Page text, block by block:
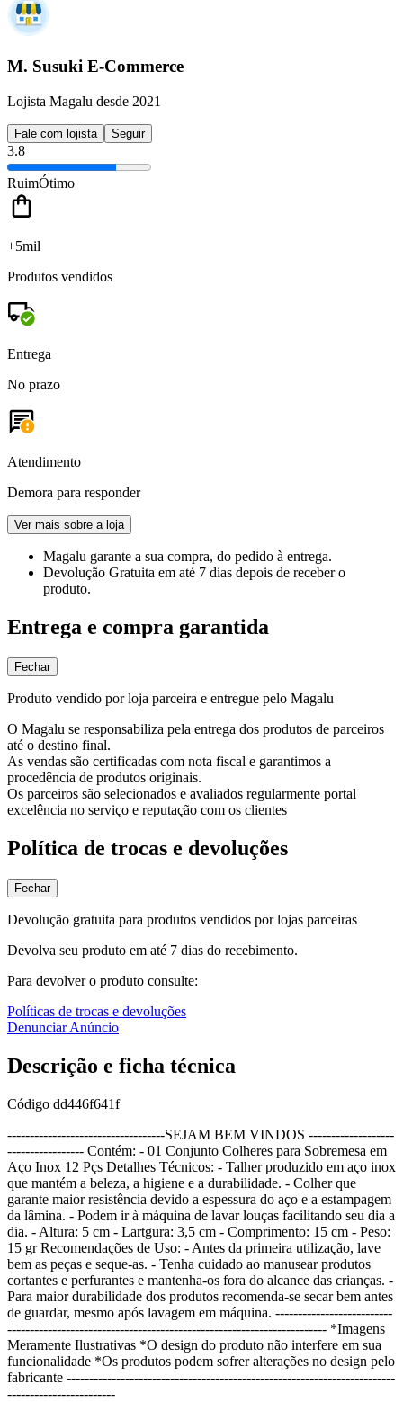
M. Susuki E-Commerce
Lojista Magalu desde 2021
Fale com lojista Seguir
3.8
RuimÓtimo
+5mil
Produtos vendidos
Entrega
No prazo
Atendimento
Demora para responder
Ver mais sobre a loja
Magalu garante a sua compra, do pedido à entrega.
Devolução Gratuita em até 7 dias depois de receber o
produto.
Entrega e compra garantida
Fechar
Produto vendido por loja parceira e entregue pelo Magalu
O Magalu se responsabiliza pela entrega dos produtos de parceiros
até o destino final.
As vendas são certificadas com nota fiscal e garantimos a
procedência de produtos originais.
Os parceiros são selecionados e avaliados regularmente portal
excelência no serviço e reputação com os clientes
Política de trocas e devoluções
Fechar
Devolução gratuita para produtos vendidos por lojas parceiras
Devolva seu produto em até 7 dias do recebimento.
Para devolver o produto consulte:
Políticas de trocas e devoluções
Denunciar Anúncio
Descrição e ficha técnica
Código dd446f641f
-----------------------------------SEJAM BEM VINDOS -------------------
----------------- Contém: - 01 Conjunto Colheres para Sobremesa em
Aço Inox 12 Pçs Detalhes Técnicos: - Talher produzido em aço inox
que mantém a beleza, a higiene e a durabilidade. - Colher que
garante maior resistência devido a espessura do aço e a estampagem
da lâmina. - Podem ir à máquina de lavar louças facilitando seu dia a
dia. - Altura: 5 cm - Lartgura: 3,5 cm - Comprimento: 15 cm - Peso:
15 gr Recomendações de Uso: - Antes da primeira utilização, lave
bem as peças e seque-as. - Tenha cuidado ao manusear produtos
cortantes e perfurantes e mantenha-os fora do alcance das crianças. -
Para maior durabilidade dos produtos recomenda-se secar bem antes
de guardar, mesmo após lavagem em máquina. --------------------------
----------------------------------------------------------------------- *Imagens
Meramente Ilustrativas *O design do produto não interfere em sua
funcionalidade *Os produtos podem sofrer alterações no design pelo
fabricante -------------------------------------------------------------------------
------------------------